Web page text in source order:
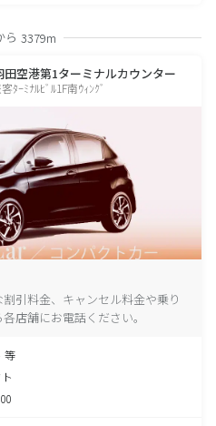
ら 3379m
空港第1ターミナルカウンター
ﾀｰﾐﾅﾙﾋﾞﾙ1F南ｳｨﾝｸﾞ
引料金、キャンセル料金や乗り
店舗にお電話ください。
等